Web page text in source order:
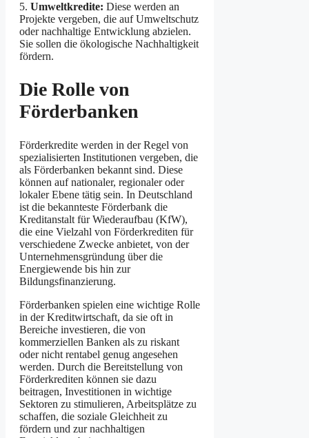
5. Umweltkredite: Diese werden an
Projekte vergeben, die auf Umweltschutz
oder nachhaltige Entwicklung abzielen.
Sie sollen die ökologische Nachhaltigkeit
fördern.
Die Rolle von
Förderbanken
Förderkredite werden in der Regel von
spezialisierten Institutionen vergeben, die
als Förderbanken bekannt sind. Diese
können auf nationaler, regionaler oder
lokaler Ebene tätig sein. In Deutschland
ist die bekannteste Förderbank die
Kreditanstalt für Wiederaufbau (KfW),
die eine Vielzahl von Förderkrediten für
verschiedene Zwecke anbietet, von der
Unternehmensgründung über die
Energiewende bis hin zur
Bildungsfinanzierung.
Förderbanken spielen eine wichtige Rolle
in der Kreditwirtschaft, da sie oft in
Bereiche investieren, die von
kommerziellen Banken als zu riskant
oder nicht rentabel genug angesehen
werden. Durch die Bereitstellung von
Förderkrediten können sie dazu
beitragen, Investitionen in wichtige
Sektoren zu stimulieren, Arbeitsplätze zu
schaffen, die soziale Gleichheit zu
fördern und zur nachhaltigen